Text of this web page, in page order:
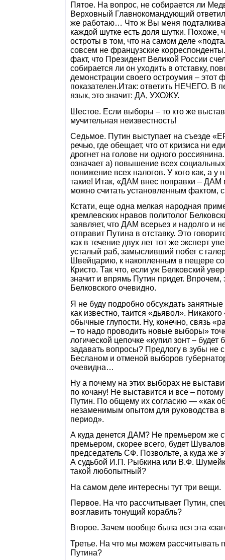
Пятое. На вопрос, не собирается ли
Верховный Главнокомандующий
же работаю… Что ж Вы меня
каждой шутке есть доля шутки. Похоже,
остроты в том, что на самом деле
совсем не французские
факт, что Президент Великой России
собирается ли он уходить в отставку,
демонстрации своего остроумия – этот
показателен.Итак: ответить НЕЧЕГО. В
язык, это значит: ДА, УХОЖУ.
Шестое. Если выборы – то кто же
мучительная неизвестность!
Седьмое. Путин выступает на съезде
речью, где обещает, что от кризиса ни
дрогнет на голове ни одного
означает а) повышение всех
понижение всех налогов. У кого как, а у
такие! Итак, «ДАМ внес поправки – ДАМ
можно считать установленным фактом,
Кстати, еще одна мелкая народная
кремлевских нравов политолог
заявляет, что ДАМ всерьез и надолго и
отправит Путина в отставку. Это
как в течение двух лет тот же эксперт
усталый раб, замысливший побег с
Швейцарию, к накопленным в пещере
Кристо. Так что, если уж Белковский
значит и впрямь Путин придет. Впрочем,
Белковского очевидно.
Я не буду подробно обсуждать занятные
как известно, таится «дьявол».
обычные глупости. Ну, конечно, связь
– то надо проводить новые выборы»
логической цепочке «купил зонт – будет
задавать вопросы? Предлогу в зубы не
Бесланом и отменой выборов
очевидна…
Ну а почему на этих выборах не
по кочану! Не выставится и все –
Путин. По общему их согласию — «как
незаменимым опытом для руководства
период».
А куда денется ДАМ? Не премьером же
премьером, скорее всего, будет
председатель СФ. Позвольте, а куда
А судьбой И.П. Рыбкина или В.Ф.
такой любопытный?
На самом деле интересны тут три вещи.
Первое. На что рассчитывает Путин,
возглавить тонущий корабль?
Второе. Зачем вообще была вся эта
Третье. На что мы можем рассчитывать
Путина?